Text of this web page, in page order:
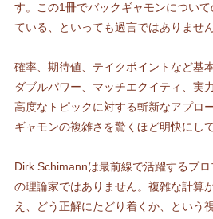
す。この1冊でバックギャモンについ
ている、といっても過言ではありません
確率、期待値、テイクポイントなど基
ダブルパワー、マッチエクイティ、実
高度なトピックに対する斬新なアプロ
ギャモンの複雑さを驚くほど明快にし
Dirk Schimannは最前線で活躍するプ
の理論家ではありません。複雑な計算
え、どう正解にたどり着くか、という